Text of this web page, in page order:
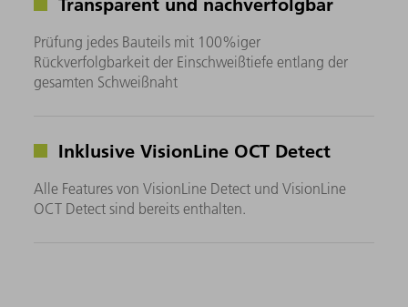
Prüfung jedes Bauteils mit 100%iger
Rückverfolgbarkeit der Einschweißtiefe entlang der
gesamten Schweißnaht
Inklusive VisionLine OCT Detect
Alle Features von VisionLine Detect und VisionLine
OCT Detect sind bereits enthalten.